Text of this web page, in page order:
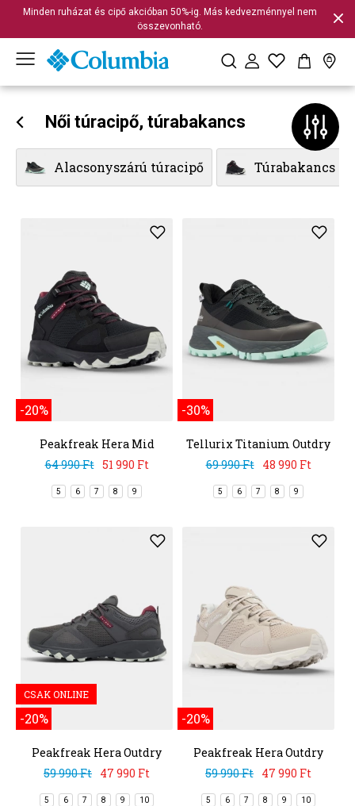
Minden ruházat és cipő akcióban 50%-ig. Más kedvezménnyel nem
összevonható.
Női túracipő, túrabakancs
Alacsonyszárú túracipő Túrabakancs
-20%
Peakfreak Hera Mid
Outdry
64 990 Ft 51 990 Ft
5 6 7 8 9
-30%
Tellurix Titanium Outdry
69 990 Ft
48 990 Ft
5 6 7 8 9
CSAK ONLINE
-20%
Peakfreak Hera Outdry
59 990 Ft 47 990 Ft
5 6 7 8 9 10
-20%
Peakfreak Hera Outdry
59 990 Ft 47 990 Ft
5 6 7 8 9 10